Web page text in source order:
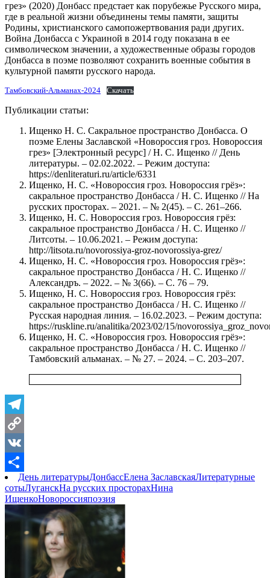
грез» (2020) Донбасс предстает как порубежье Русского мира,
где в реальной жизни объединены темы памяти, защиты
Родины, христианского самопожертвования ради других.
Война Донбасса с Украиной в 2014 году показана в ее
символическом значении, а художественные образы городов
Донбасса в поэме позволяют сохранить военные события в
культурной памяти русского народа.
Тамбовский-Альманах-2024 Скачать
Публикации статьи:
Ищенко Н. С. Сакральное пространство Донбасса. О
поэме Елены Заславской «Новороссия гроз. Новороссия
грез» [Электронный ресурс] / Н. С. Ищенко // День
литературы. – 02.02.2022. – Режим доступа:
https://denliteraturi.ru/article/6331
Ищенко, Н. С. «Новороссия гроз. Новороссия грёз»:
сакральное пространство Донбасса / Н. С. Ищенко // На
русских просторах. – 2021. – № 2(45). – С. 261–266.
Ищенко, Н. С. Новороссия гроз. Новороссия грёз:
сакральное пространство Донбасса / Н. С. Ищенко //
Литсоты. – 10.06.2021. – Режим доступа:
http://litsota.ru/novorossiya-groz-novorossiya-grez/
Ищенко, Н. С. «Новороссия гроз. Новороссия грёз»:
сакральное пространство Донбасса / Н. С. Ищенко //
Александръ. – 2022. – № 3(66). – С. 76 – 79.
Ищенко, Н. С. Новороссия гроз. Новороссия грёз:
сакральное пространство Донбасса / Н. С. Ищенко //
Русская народная линия. – 16.02.2023. – Режим доступа:
https://ruskline.ru/analitika/2023/02/15/
Ищенко, Н. С. «Новороссия гроз. Новороссия грёз»:
сакральное пространство Донбасса / Н. С. Ищенко //
Тамбовский альманах. – № 27. – 2024. – С. 203–207.
Telegram
Copy
Link
VK
Отправить
День литературыДонбассЕлена ЗаславскаяЛитературные
сотыЛуганскНа русских просторахНина
ИщенкоНовороссияпоэзия